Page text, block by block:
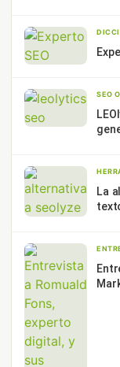
SEO
La